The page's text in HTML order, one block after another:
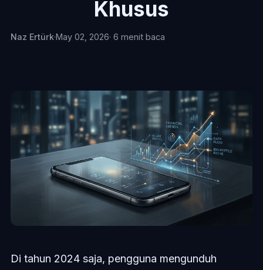
Khusus
Naz Ertürk·May 02, 2026· 6 menit baca
Di tahun 2024 saja, pengguna mengunduh